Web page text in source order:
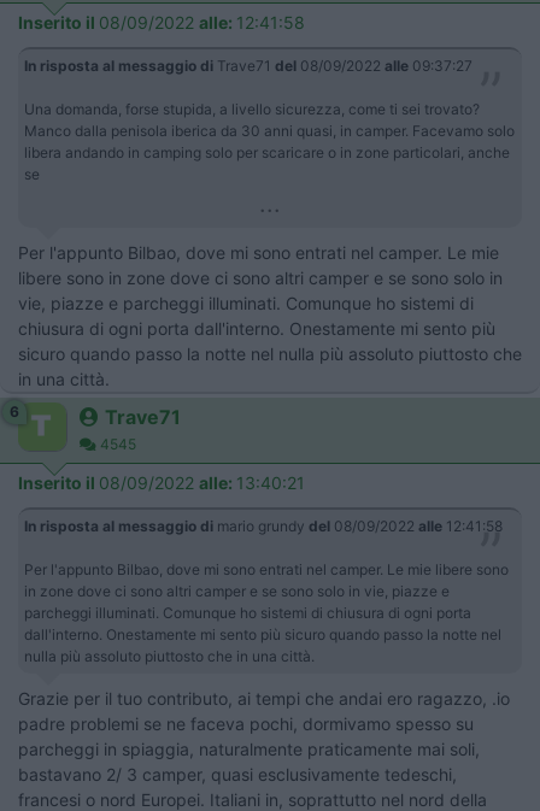
Inserito il 08/09/2022 alle: 12:41:58
In risposta al messaggio di Trave71 del 08/09/2022 alle 09:37:27
Una domanda, forse stupida, a livello sicurezza, come ti sei trovato?
Manco dalla penisola iberica da 30 anni quasi, in camper. Facevamo solo
libera andando in camping solo per scaricare o in zone particolari, anche
se
...
Per l'appunto Bilbao, dove mi sono entrati nel camper. Le mie
libere sono in zone dove ci sono altri camper e se sono solo in
vie, piazze e parcheggi illuminati. Comunque ho sistemi di
chiusura di ogni porta dall'interno. Onestamente mi sento più
sicuro quando passo la notte nel nulla più assoluto piuttosto che
in una città.
6 Trave71
4545
Inserito il 08/09/2022 alle: 13:40:21
In risposta al messaggio di mario grundy del 08/09/2022 alle 12:41:58
Per l'appunto Bilbao, dove mi sono entrati nel camper. Le mie libere sono
in zone dove ci sono altri camper e se sono solo in vie, piazze e
parcheggi illuminati. Comunque ho sistemi di chiusura di ogni porta
dall'interno. Onestamente mi sento più sicuro quando passo la notte nel
nulla più assoluto piuttosto che in una città.
Grazie per il tuo contributo, ai tempi che andai ero ragazzo, .io
padre problemi se ne faceva pochi, dormivamo spesso su
parcheggi in spiaggia, naturalmente praticamente mai soli,
bastavano 2/ 3 camper, quasi esclusivamente tedeschi,
francesi o nord Europei. Italiani in, soprattutto nel nord della